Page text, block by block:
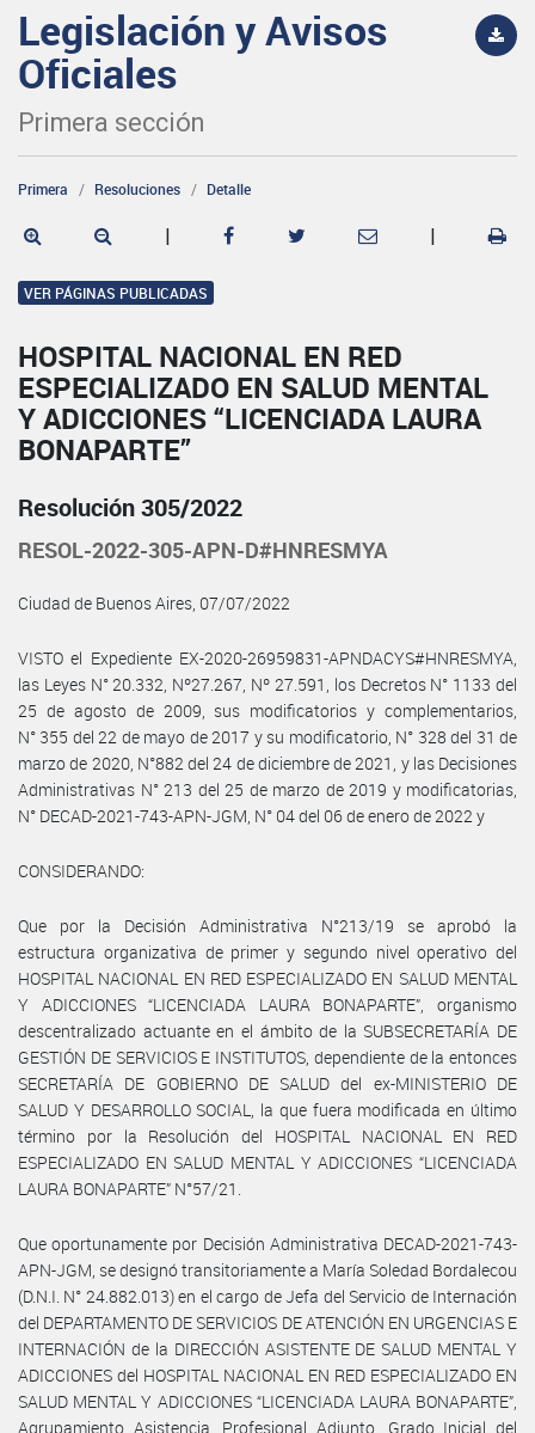
Legislación y Avisos
Oficiales
Primera sección
Primera Resoluciones Detalle
| |
VER PÁGINAS PUBLICADAS
HOSPITAL NACIONAL EN RED
ESPECIALIZADO EN SALUD MENTAL
Y ADICCIONES “LICENCIADA LAURA
BONAPARTE”
Resolución 305/2022
RESOL-2022-305-APN-D#HNRESMYA
Ciudad de Buenos Aires, 07/07/2022
VISTO el Expediente EX-2020-26959831-APNDACYS#HNRESMYA,
las Leyes N° 20.332, Nº27.267, Nº 27.591, los Decretos N° 1133 del
25 de agosto de 2009, sus modificatorios y complementarios,
N° 355 del 22 de mayo de 2017 y su modificatorio, N° 328 del 31 de
marzo de 2020, N°882 del 24 de diciembre de 2021, y las Decisiones
Administrativas N° 213 del 25 de marzo de 2019 y modificatorias,
N° DECAD-2021-743-APN-JGM, N° 04 del 06 de enero de 2022 y
CONSIDERANDO:
Que por la Decisión Administrativa N°213/19 se aprobó la
estructura organizativa de primer y segundo nivel operativo del
HOSPITAL NACIONAL EN RED ESPECIALIZADO EN SALUD MENTAL
Y ADICCIONES “LICENCIADA LAURA BONAPARTE”, organismo
descentralizado actuante en el ámbito de la SUBSECRETARÍA DE
GESTIÓN DE SERVICIOS E INSTITUTOS, dependiente de la entonces
SECRETARÍA DE GOBIERNO DE SALUD del ex-MINISTERIO DE
SALUD Y DESARROLLO SOCIAL, la que fuera modificada en último
término por la Resolución del HOSPITAL NACIONAL EN RED
ESPECIALIZADO EN SALUD MENTAL Y ADICCIONES “LICENCIADA
LAURA BONAPARTE” N°57/21.
Que oportunamente por Decisión Administrativa DECAD-2021-743-
APN-JGM, se designó transitoriamente a María Soledad Bordalecou
(D.N.I. N° 24.882.013) en el cargo de Jefa del Servicio de Internación
del DEPARTAMENTO DE SERVICIOS DE ATENCIÓN EN URGENCIAS E
INTERNACIÓN de la DIRECCIÓN ASISTENTE DE SALUD MENTAL Y
ADICCIONES del HOSPITAL NACIONAL EN RED ESPECIALIZADO EN
SALUD MENTAL Y ADICCIONES “LICENCIADA LAURA BONAPARTE”,
Agrupamiento Asistencia, Profesional Adjunto, Grado Inicial del